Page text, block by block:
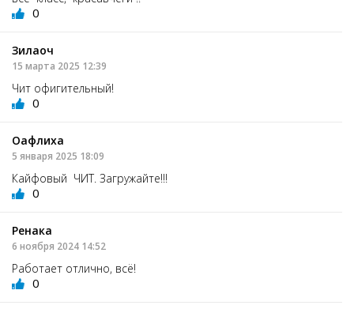
0
Зилаоч
15 марта 2025 12:39
Чит офигительный!
0
Оафлиха
5 января 2025 18:09
Кайфовый ЧИТ. Загружайте!!!
0
Ренака
6 ноября 2024 14:52
Работает отлично, всё!
0